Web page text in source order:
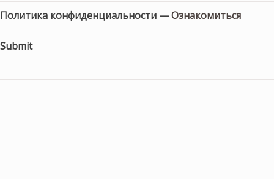
Политика конфиденциальности —Ознакомиться
Submit